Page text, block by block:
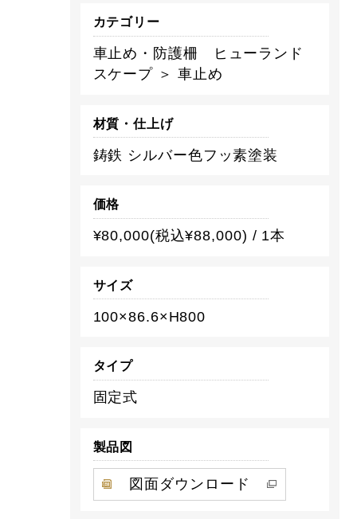
カテゴリー
車止め・防護柵 ヒューランド
スケープ ＞ 車止め
材質・仕上げ
鋳鉄 シルバー色フッ素塗装
価格
¥80,000(税込¥88,000) / 1本
サイズ
100×86.6×H800
タイプ
固定式
製品図
図面ダウンロード